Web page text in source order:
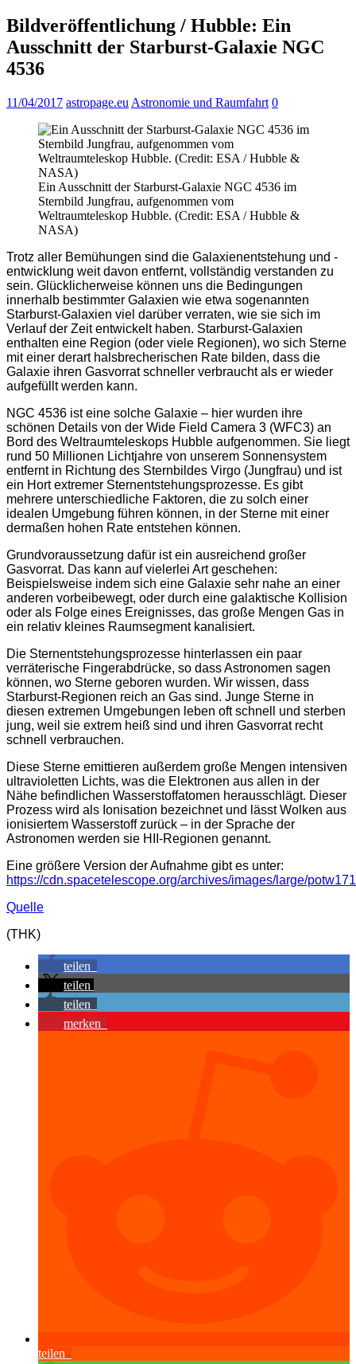
Bildveröffentlichung / Hubble: Ein
Ausschnitt der Starburst-Galaxie NGC
4536
11/04/2017 astropage.eu Astronomie und Raumfahrt 0
Ein Ausschnitt der Starburst-Galaxie NGC 4536 im
Sternbild Jungfrau, aufgenommen vom
Weltraumteleskop Hubble. (Credit: ESA / Hubble &
NASA)
Trotz aller Bemühungen sind die Galaxienentstehung und -
entwicklung weit davon entfernt, vollständig verstanden zu
sein. Glücklicherweise können uns die Bedingungen
innerhalb bestimmter Galaxien wie etwa sogenannten
Starburst-Galaxien viel darüber verraten, wie sie sich im
Verlauf der Zeit entwickelt haben. Starburst-Galaxien
enthalten eine Region (oder viele Regionen), wo sich Sterne
mit einer derart halsbrecherischen Rate bilden, dass die
Galaxie ihren Gasvorrat schneller verbraucht als er wieder
aufgefüllt werden kann.
NGC 4536 ist eine solche Galaxie – hier wurden ihre
schönen Details von der Wide Field Camera 3 (WFC3) an
Bord des Weltraumteleskops Hubble aufgenommen. Sie liegt
rund 50 Millionen Lichtjahre von unserem Sonnensystem
entfernt in Richtung des Sternbildes Virgo (Jungfrau) und ist
ein Hort extremer Sternentstehungsprozesse. Es gibt
mehrere unterschiedliche Faktoren, die zu solch einer
idealen Umgebung führen können, in der Sterne mit einer
dermaßen hohen Rate entstehen können.
Grundvoraussetzung dafür ist ein ausreichend großer
Gasvorrat. Das kann auf vielerlei Art geschehen:
Beispielsweise indem sich eine Galaxie sehr nahe an einer
anderen vorbeibewegt, oder durch eine galaktische Kollision
oder als Folge eines Ereignisses, das große Mengen Gas in
ein relativ kleines Raumsegment kanalisiert.
Die Sternentstehungsprozesse hinterlassen ein paar
verräterische Fingerabdrücke, so dass Astronomen sagen
können, wo Sterne geboren wurden. Wir wissen, dass
Starburst-Regionen reich an Gas sind. Junge Sterne in
diesen extremen Umgebungen leben oft schnell und sterben
jung, weil sie extrem heiß sind und ihren Gasvorrat recht
schnell verbrauchen.
Diese Sterne emittieren außerdem große Mengen intensiven
ultravioletten Lichts, was die Elektronen aus allen in der
Nähe befindlichen Wasserstoffatomen herausschlägt. Dieser
Prozess wird als Ionisation bezeichnet und lässt Wolken aus
ionisiertem Wasserstoff zurück – in der Sprache der
Astronomen werden sie HII-Regionen genannt.
Eine größere Version der Aufnahme gibt es unter:
https://cdn.spacetelescope.org/archives/images/large/
Quelle
(THK)
teilen
teilen
teilen
merken
teilen